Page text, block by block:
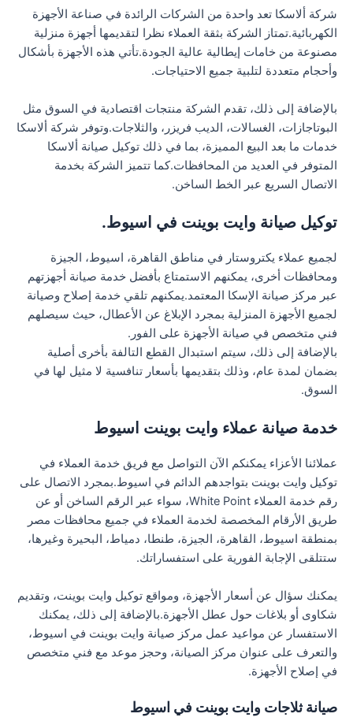
شركة ألاسكا تعد واحدة من الشركات الرائدة في صناعة الأجهزة
الكهربائية.تمتاز الشركة بثقة العملاء نظرا لتقديمها أجهزة منزلية
مصنوعة من خامات إيطالية عالية الجودة.تأتي هذه الأجهزة بأشكال
وأحجام متعددة لتلبية جميع الاحتياجات.
بالإضافة إلى ذلك، تقدم الشركة منتجات اقتصادية في السوق مثل
البوتاجازات، الغسالات، الديب فريزر، والثلاجات.وتوفر شركة ألاسكا
خدمات ما بعد البيع المميزة، بما في ذلك توكيل صيانة ألاسكا
المتوفر في العديد من المحافظات.كما تتميز الشركة بخدمة
الاتصال السريع عبر الخط الساخن.
توكيل صيانة وايت بوينت في اسيوط.
لجميع عملاء يكتروستار في مناطق القاهرة، اسيوط، الجيزة
ومحافظات أخرى، يمكنهم الاستمتاع بأفضل خدمة صيانة أجهزتهم
عبر مركز صيانة الإسكا المعتمد.يمكنهم تلقي خدمة إصلاح وصيانة
لجميع الأجهزة المنزلية بمجرد الإبلاغ عن الأعطال، حيث سيصلهم
فني متخصص في صيانة الأجهزة على الفور.
بالإضافة إلى ذلك، سيتم استبدال القطع التالفة بأخرى أصلية
بضمان لمدة عام، وذلك بتقديمها بأسعار تنافسية لا مثيل لها في
السوق.
خدمة صيانة عملاء وايت بوينت اسيوط
عملائنا الأعزاء يمكنكم الآن التواصل مع فريق خدمة العملاء في
توكيل وايت بوينت بتواجدهم الدائم في اسيوط.بمجرد الاتصال على
رقم خدمة العملاء White Point، سواء عبر الرقم الساخن أو عن
طريق الأرقام المخصصة لخدمة العملاء في جميع محافظات مصر
بمنطقة اسيوط، القاهرة، الجيزة، طنطا، دمياط، البحيرة وغيرها،
ستتلقى الإجابة الفورية على استفساراتك.
يمكنك سؤال عن أسعار الأجهزة، ومواقع توكيل وايت بوينت، وتقديم
شكاوى أو بلاغات حول عطل الأجهزة.بالإضافة إلى ذلك، يمكنك
الاستفسار عن مواعيد عمل مركز صيانة وايت بوينت في اسيوط،
والتعرف على عنوان مركز الصيانة، وحجز موعد مع فني متخصص
في إصلاح الأجهزة.
صيانة ثلاجات وايت بوينت في اسيوط